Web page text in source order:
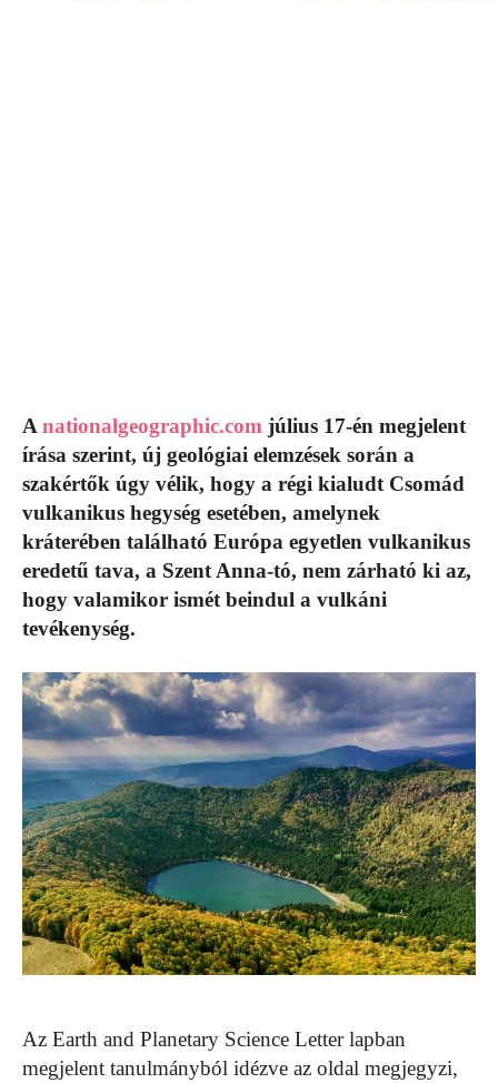
A nationalgeographic.com július 17-én megjelent
írása szerint, új geológiai elemzések során a
szakértők úgy vélik, hogy a régi kialudt Csomád
vulkanikus hegység esetében, amelynek
kráterében található Európa egyetlen vulkanikus
eredetű tava, a Szent Anna-tó, nem zárható ki az,
hogy valamikor ismét beindul a vulkáni
tevékenység.
Az Earth and Planetary Science Letter lapban
megjelent tanulmányból idézve az oldal megjegyzi,